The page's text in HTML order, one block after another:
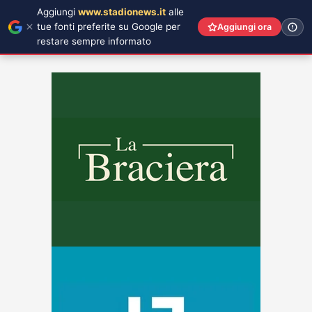
Aggiungi www.stadionews.it alle
tue fonti preferite su Google per
restare sempre informato
Aggiungi ora